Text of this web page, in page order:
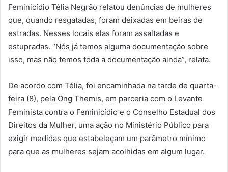
Feminicídio Télia Negrão relatou denúncias de mulheres
que, quando resgatadas, foram deixadas em beiras de
estradas. Nesses locais elas foram assaltadas e
estupradas. “Nós já temos alguma documentação sobre
isso, mas não temos toda a documentação ainda”, relata.
De acordo com Télia, foi encaminhada na tarde de quarta-
feira (8), pela Ong Themis, em parceria com o Levante
Feminista contra o Feminicídio e o Conselho Estadual dos
Direitos da Mulher, uma ação no Ministério Público para
exigir medidas que estabeleçam um parâmetro mínimo
para que as mulheres sejam acolhidas em algum lugar.